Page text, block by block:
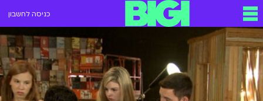
כניסה לחשבון